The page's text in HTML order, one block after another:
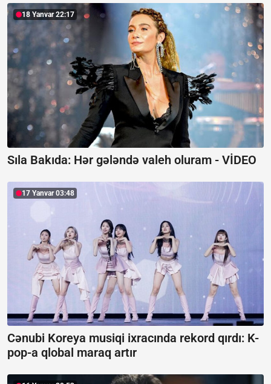
18 Yanvar 22:17
Sıla Bakıda: Hər gələndə valeh oluram - VİDEO
17 Yanvar 03:48
Cənubi Koreya musiqi ixracında rekord qırdı: K-
pop-a qlobal maraq artır